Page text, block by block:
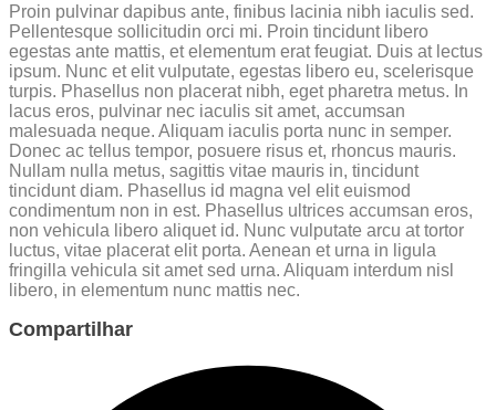
Proin pulvinar dapibus ante, finibus lacinia nibh iaculis sed.
Pellentesque sollicitudin orci mi. Proin tincidunt libero
egestas ante mattis, et elementum erat feugiat. Duis at lectus
ipsum. Nunc et elit vulputate, egestas libero eu, scelerisque
turpis. Phasellus non placerat nibh, eget pharetra metus. In
lacus eros, pulvinar nec iaculis sit amet, accumsan
malesuada neque. Aliquam iaculis porta nunc in semper.
Donec ac tellus tempor, posuere risus et, rhoncus mauris.
Nullam nulla metus, sagittis vitae mauris in, tincidunt
tincidunt diam. Phasellus id magna vel elit euismod
condimentum non in est. Phasellus ultrices accumsan eros,
non vehicula libero aliquet id. Nunc vulputate arcu at tortor
luctus, vitae placerat elit porta. Aenean et urna in ligula
fringilla vehicula sit amet sed urna. Aliquam interdum nisl
libero, in elementum nunc mattis nec.
Compartilhar